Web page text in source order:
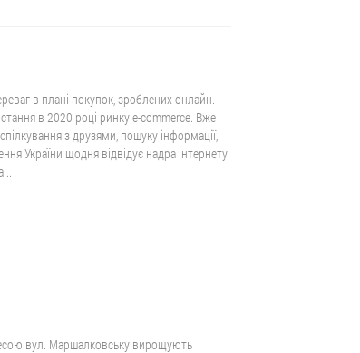
в плані покупок, зроблених онлайн.
в 2020 році ринку e-commerce. Вже
з друзями, пошуку інформації,
України щодня відвідує надра інтернету
вул. Маршалковську вирощують